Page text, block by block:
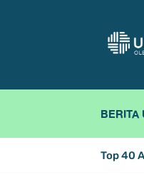
BERITA
Top 40